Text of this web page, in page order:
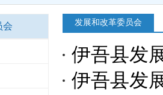
会 发展和改革委员会
伊吾县发
伊吾县发